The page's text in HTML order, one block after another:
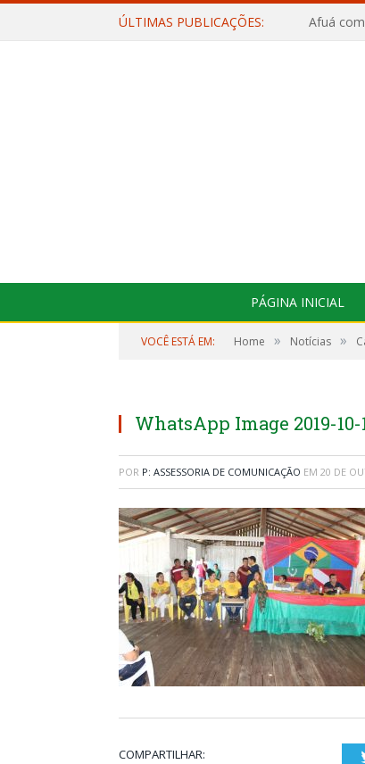
ÚLTIMAS PUBLICAÇÕES:
PÁGINA INICIAL
VOCÊ ESTÁ EM: Home » Notícias »
WhatsApp Image 2019-10-
POR P: ASSESSORIA DE COMUNICAÇÃO EM 20 DE
COMPARTILHAR: